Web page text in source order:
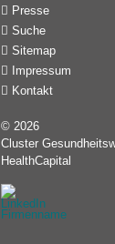
Presse
Suche
Sitemap
Impressum
Kontakt
© 2026
Cluster
HealthCapital